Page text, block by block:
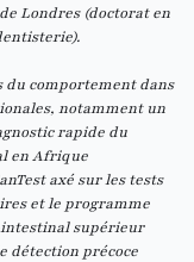
Londres (doctorat en
du comportement dans
notamment un
rapide du
en Afrique
axé sur les tests
et le programme
intestinal supérieur
détection précoce